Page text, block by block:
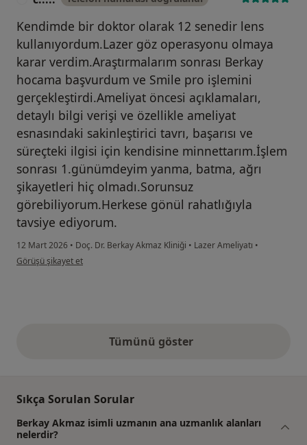
Kendimde bir doktor olarak 12 senedir lens
kullanıyordum.Lazer göz operasyonu olmaya
karar verdim.Araştırmalarım sonrası Berkay
hocama başvurdum ve Smile pro işlemini
gerçekleştirdi.Ameliyat öncesi açıklamaları,
detaylı bilgi verişi ve özellikle ameliyat
esnasındaki sakinleştirici tavrı, başarısı ve
süreçteki ilgisi için kendisine minnettarım.İşlem
sonrası 1.günümdeyim yanma, batma, ağrı
şikayetleri hiç olmadı.Sorunsuz
görebiliyorum.Herkese gönül rahatlığıyla
tavsiye ediyorum.
12 Mart 2026 • Doç. Dr. Berkay Akmaz Kliniği • Lazer Ameliyatı •
kullanıcının görüşüne göre c.....
Görüşü şikayet et
Tümünü gösteryukarıdaki görüşler
Sıkça Sorulan Sorular
Berkay Akmaz isimli uzmanın ana uzmanlık alanları
nelerdir?